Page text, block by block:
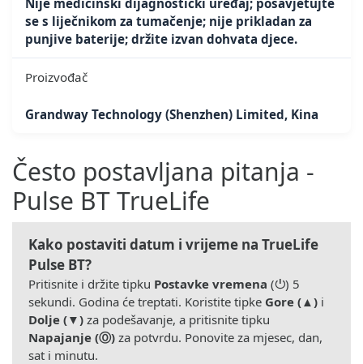
se s liječnikom za tumačenje; nije prikladan za
punjive baterije; držite izvan dohvata djece.
Proizvođač
Grandway Technology (Shenzhen) Limited, Kina
Često postavljana pitanja -
Pulse BT TrueLife
Kako postaviti datum i vrijeme na TrueLife
Pulse BT?
Pritisnite i držite tipku Postavke vremena (⏻) 5
sekundi. Godina će treptati. Koristite tipke Gore (▲) i
Dolje (▼) za podešavanje, a pritisnite tipku
Napajanje (Ⓞ) za potvrdu. Ponovite za mjesec, dan,
sat i minutu.